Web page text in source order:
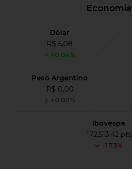
Economia
Dólar
R$ 5,08
+0,04%
Peso Argentino
R$ 0,00
+0,00%
Ibovespa
172,513,42 pts
-1.73%